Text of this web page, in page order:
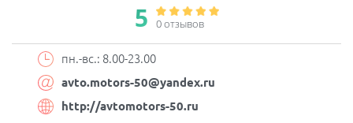
5 0 отзывов
пн.-вс.: 8.00-23.00
avto.motors-50@yandex.ru
http://avtomotors-50.ru